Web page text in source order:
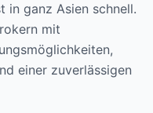
in ganz Asien schnell.
mit
einer zuverlässigen